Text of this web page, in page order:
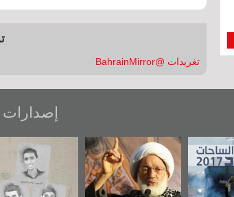
تغريدات @BahrainMirror
إصدارات
عاشوراء البحرين...
ويكيليكس السفارة
الأمريكية
شهداء وطن